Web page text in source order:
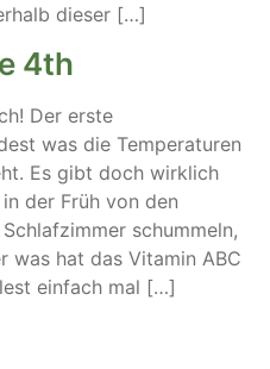
dieser […]
4th
Der erste
was die Temperaturen
Es gibt doch wirklich
der Früh von den
schummeln,
was hat das Vitamin ABC
einfach mal […]